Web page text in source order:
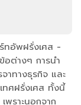
ทอัพฝรั่งเศส -
อต่างๆ การนำ
าทางธุรกิจ และ
ทศฝรั่งเศส ทั้งนี้
พราะนอกจาก